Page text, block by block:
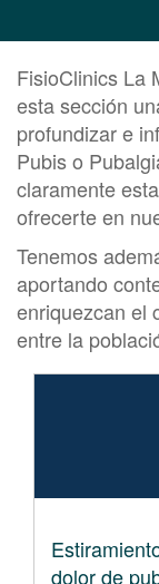
FisioClinics La
esta sección
profundizar e
Pubis o
claramente
ofrecerte en
Tenemos
aportando
enriquezcan el
entre la
dolor de